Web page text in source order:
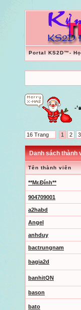
Portal KS2D™-
-‘
16 Trang 1 2 3
Danh sách thành
Tên thành viên
**Mr.Đính**
904709001
a2habd
Angel
anhduy
bactrungnam
bagia2d
banhitQN
bason
bato